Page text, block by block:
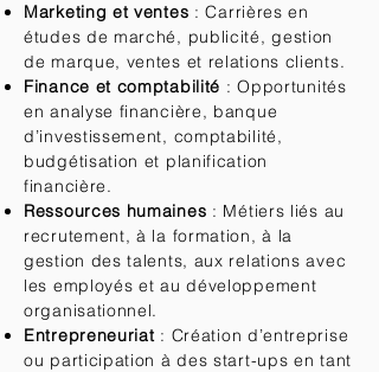
Marketing et ventes : Carrières en
études de marché, publicité, gestion
de marque, ventes et relations clients.
Finance et comptabilité : Opportunités
en analyse financière, banque
d’investissement, comptabilité,
budgétisation et planification
financière.
Ressources humaines : Métiers liés au
recrutement, à la formation, à la
gestion des talents, aux relations avec
les employés et au développement
organisationnel.
Entrepreneuriat: Création d’entreprise
ou participation à des start-ups en tant